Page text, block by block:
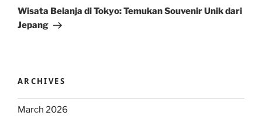
Post
Wisata Belanja di Tokyo: Temukan Souvenir Unik dari
Jepang
ARCHIVES
March 2026